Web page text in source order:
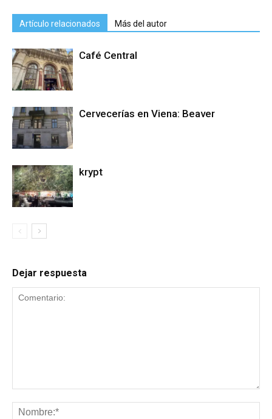
Artículo relacionados Más del autor
Café Central
Cervecerías en Viena: Beaver
krypt
Dejar respuesta